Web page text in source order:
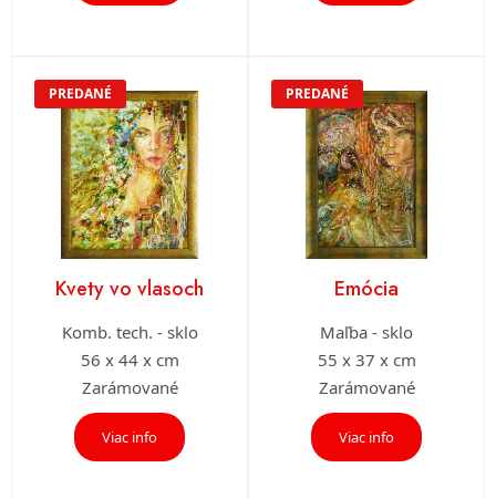
PREDANÉ
Kvety vo vlasoch
Komb. tech. - sklo
56 x 44 x cm
Zarámované
Viac info
PREDANÉ
Emócia
Maľba - sklo
55 x 37 x cm
Zarámované
Viac info